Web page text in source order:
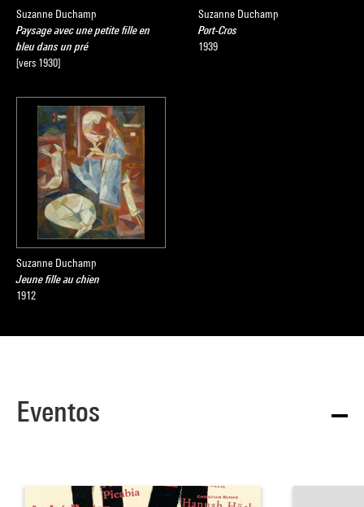
Suzanne Duchamp
Paysage avec une petite fille en
bleu dans un pré
[vers 1930]
Suzanne Duchamp
Port-Cros
1939
Suzanne Duchamp
Jeune fille au chien
1912
Eventos